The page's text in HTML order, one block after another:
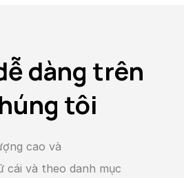
dàng trên
tôi
cao và
và theo danh mục